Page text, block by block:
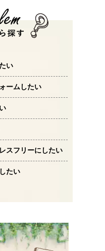
い
ームしたい
スフリーにしたい
たい